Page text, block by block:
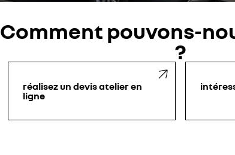
Comment pouvons-
?
réalisez un devis atelier en
ligne